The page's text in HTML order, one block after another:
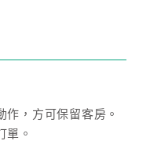
，方可保留客房。
單。